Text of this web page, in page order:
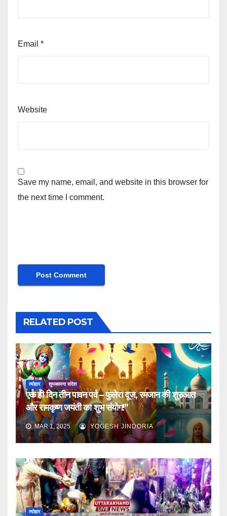
Email *
Website
Save my name, email, and website in this browser for
the next time I comment.
RELATED POST
त्योहार शुभकामना संदेश
एक ही दिन तीन पावन पर्व – फुलेरा दूज, रमजान की शुरुआत
और रामकृष्ण जयंती का शुभ संयोग!”
MAR 1, 2025 YOGESH JINDORIA
त्योहार